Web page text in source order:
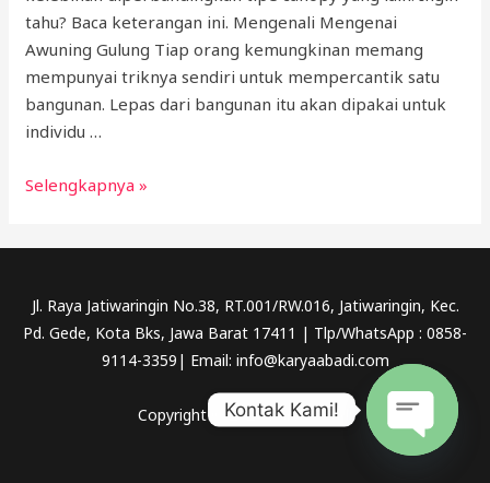
tahu? Baca keterangan ini. Mengenali Mengenai
Awuning Gulung Tiap orang kemungkinan memang
mempunyai triknya sendiri untuk mempercantik satu
bangunan. Lepas dari bangunan itu akan dipakai untuk
individu …
Awning
Selengkapnya »
Jl. Raya Jatiwaringin No.38, RT.001/RW.016, Jatiwaringin, Kec.
Pd. Gede, Kota Bks, Jawa Barat 17411 | Tlp/WhatsApp : 0858-
9114-3359| Email: info@karyaabadi.com
Copyright © 2026 Karya Abadi
Kontak Kami!
OPEN